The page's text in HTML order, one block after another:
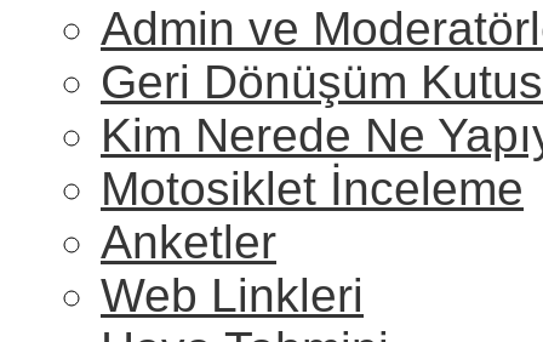
Admin ve
Geri Dönüşüm
Kim Nerede Ne
Motosiklet İnceleme
Anketler
Web Linkleri